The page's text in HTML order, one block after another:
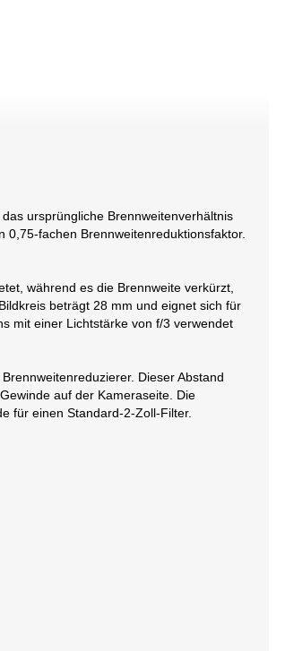
ursprüngliche Brennweitenverhältnis
fachen Brennweitenreduktionsfaktor.
während es die Brennweite verkürzt,
beträgt 28 mm und eignet sich für
mit einer Lichtstärke von f/3 verwendet
Dieser Abstand
auf der Kameraseite. Die
für einen Standard-2-Zoll-Filter.